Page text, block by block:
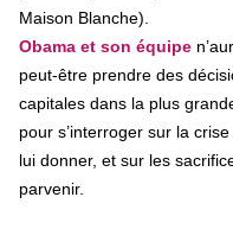
Maison Blanche).
Obama et son équipe
peut-être prendre des
capitales dans la plus
pour s’interroger sur la
lui donner, et sur les
parvenir.